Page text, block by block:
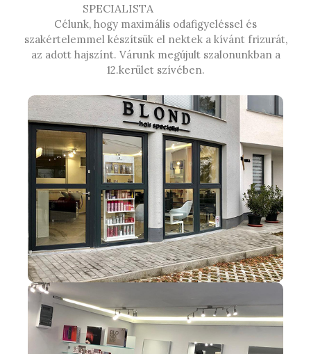
SPECIALISTA
Célunk, hogy maximális odafigyeléssel és
szakértelemmel készítsük el nektek a kívánt frizurát,
az adott hajszínt. Várunk megújult szalonunkban a
12.kerület szívében.